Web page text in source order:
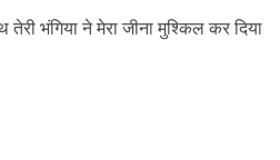
भंगिया ने मेरा जीना मुश्किल कर दिया